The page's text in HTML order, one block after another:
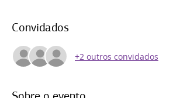
Convidados
+2 outros convidados